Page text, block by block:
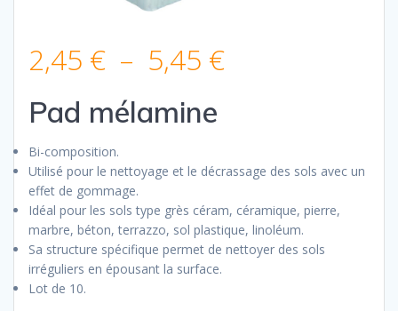
2,45 € – 5,45 €Plage
à
Pad mélamine
Bi-composition.
Utilisé pour le nettoyage et le décrassage des sols avec un
effet de gommage.
Idéal pour les sols type grès céram, céramique, pierre,
marbre, béton, terrazzo, sol plastique, linoléum.
Sa structure spécifique permet de nettoyer des sols
irréguliers en épousant la surface.
Lot de 10.